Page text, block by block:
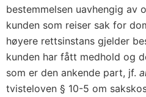
bestemmelsen uavhengig av
kunden som reiser sak for
høyere rettsinstans gjelder
kunden har fått medhold og
som er den ankende part, jf.
tvisteloven § 10-5 om